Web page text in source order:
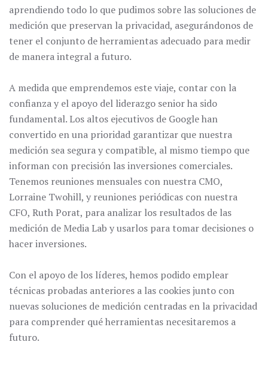
aprendiendo todo lo que pudimos sobre las soluciones de
medición que preservan la privacidad, asegurándonos de
tener el conjunto de herramientas adecuado para medir
de manera integral a futuro.
A medida que emprendemos este viaje, contar con la
confianza y el apoyo del liderazgo senior ha sido
fundamental. Los altos ejecutivos de Google han
convertido en una prioridad garantizar que nuestra
medición sea segura y compatible, al mismo tiempo que
informan con precisión las inversiones comerciales.
Tenemos reuniones mensuales con nuestra CMO,
Lorraine Twohill, y reuniones periódicas con nuestra
CFO, Ruth Porat, para analizar los resultados de las
medición de Media Lab y usarlos para tomar decisiones o
hacer inversiones.
Con el apoyo de los líderes, hemos podido emplear
técnicas probadas anteriores a las cookies junto con
nuevas soluciones de medición centradas en la privacidad
para comprender qué herramientas necesitaremos a
futuro.